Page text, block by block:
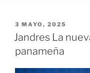
3 MAYO, 2025
Jandres La
panameña